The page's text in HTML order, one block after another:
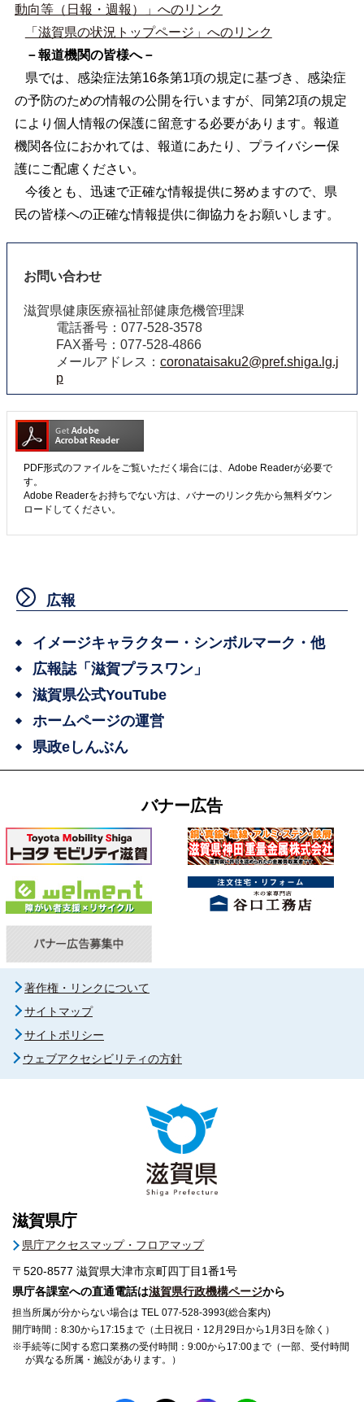
動向等（日報・週報）」へのリンク
「滋賀県の状況トップページ」へのリンク
－報道機関の皆様へ－
県では、感染症法第16条第1項の規定に基づき、感染症
の予防のための情報の公開を行いますが、同第2項の規定
により個人情報の保護に留意する必要があります。報道
機関各位におかれては、報道にあたり、プライバシー保
護にご配慮ください。
今後とも、迅速で正確な情報提供に努めますので、県
民の皆様への正確な情報提供に御協力をお願いします。
お問い合わせ
滋賀県健康医療福祉部健康危機管理課
電話番号：077-528-3578
FAX番号：077-528-4866
メールアドレス： coronataisaku2@pref.shiga.lg.j
p
PDF形式のファイルをご覧いただく場合には、Adobe Readerが必要で
す。
Adobe Readerをお持ちでない方は、バナーのリンク先から無料ダウン
ロードしてください。
広報
イメージキャラクター・シンボルマーク・他
広報誌「滋賀プラスワン」
滋賀県公式YouTube
ホームページの運営
県政eしんぶん
バナー広告
著作権・リンクについて
サイトマップ
サイトポリシー
ウェブアクセシビリティの方針
滋賀県庁
県庁アクセスマップ・フロアマップ
〒520-8577 滋賀県大津市京町四丁目1番1号
県庁各課室への直通電話は滋賀県行政機構ページから
担当所属が分からない場合は TEL 077-528-3993(総合案内)
開庁時間：8:30から17:15まで（土日祝日・12月29日から1月3日を除く）
※手続等に関する窓口業務の受付時間：9:00から17:00まで（一部、受付時間
が異なる所属・施設があります。）